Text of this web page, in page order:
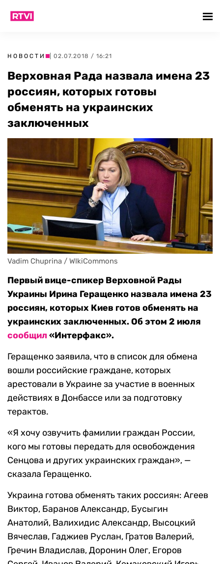
НОВОСТИ | 02.07.2018 / 16:21
Верховная Рада назвала имена 23
россиян, которых готовы
обменять на украинских
заключенных
Vadim Chuprina / WIkiCommons
Первый вице-спикер Верховной Рады
Украины Ирина Геращенко назвала имена 23
россиян, которых Киев готов обменять на
украинских заключенных. Об этом 2 июля
сообщил«Интерфакс».
Геращенко заявила, что в список для обмена
вошли российские граждане, которых
арестовали в Украине за участие в военных
действиях в Донбассе или за подготовку
терактов.
«Я хочу озвучить фамилии граждан России,
кого мы готовы передать для освобождения
Сенцова и других украинских граждан», —
сказала Геращенко.
Украина готова обменять таких россиян: Агеев
Виктор, Баранов Александр, Бусыгин
Анатолий, Валихидис Александр, Высоцкий
Вячеслав, Гаджиев Руслан, Гратов Валерий,
Гречин Владислав, Доронин Олег, Егоров